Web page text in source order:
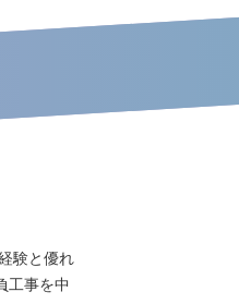
験と優れ
工事を中